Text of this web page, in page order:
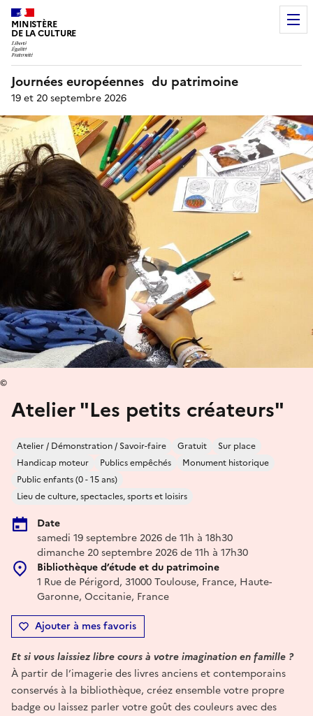
MINISTÈRE
DE LA CULTURE
Journées européennes du patrimoine
19 et 20 septembre 2026
Atelier "Les petits créateurs"
Atelier / Démonstration / Savoir-faire Gratuit
Sur place
Handicap moteur
Publics empêchés
Monument historique
Public enfants (0 - 15 ans)
Lieu de culture, spectacles, sports et loisirs
Date
samedi 19 septembre 2026 de 11h à 18h30
dimanche 20 septembre 2026 de 11h à 17h30
Bibliothèque d’étude et du patrimoine
1 Rue de Périgord, 31000 Toulouse, France, Haute-
Garonne, Occitanie, France
Ajouter à mes favoris
©
Et si vous laissiez libre cours à votre imagination en famille ?
À partir de l’imagerie des livres anciens et contemporains
conservés à la bibliothèque, créez ensemble votre propre
badge ou laissez parler votre goût des couleurs avec des